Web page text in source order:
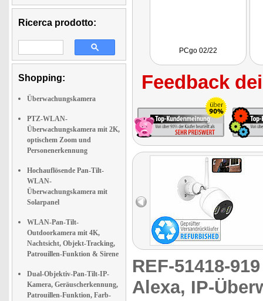
Ricerca prodotto:
Shopping:
Überwachungskamera
PTZ-WLAN-
Überwachungskamera mit 2K,
optischem Zoom und
Personenerkennung
Hochauflösende Pan-Tilt-
WLAN-
Überwachungskamera mit
Solarpanel
WLAN-Pan-Tilt-
Outdoorkamera mit 4K,
Nachtsicht, Objekt-Tracking,
Patrouillen-Funktion & Sirene
Dual-Objektiv-Pan-Tilt-IP-
Kamera, Geräuscherkennung,
Patrouillen-Funktion, Farb-
PCgo 02/22
Feedback
REF-51418-
Alexa, IP-